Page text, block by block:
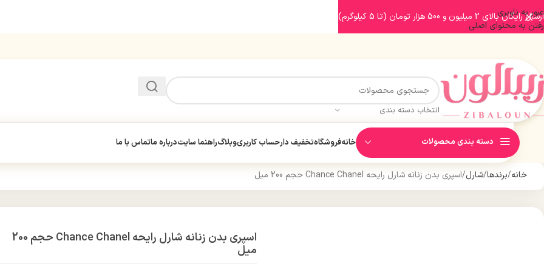
عبور به ناوبری
رفتن به محتوای اصلی
انتخاب دسته بندی
دسته بندی محصولات خانهفروشگاهتخفیف دارحساب کاربریوبلاگراهنما سایتدرباره ماتماس با ما
خانه برندها شارل اسپری بدن زنانه شارل رایحه Chance Chanel حجم 200 میل
اسپری بدن زنانه شارل رایحه Chance Chanel حجم 200
میل
ارسال رایگان بالای 2 میلیون و 500 هزار تومان (تا 5 کیلوگرم)